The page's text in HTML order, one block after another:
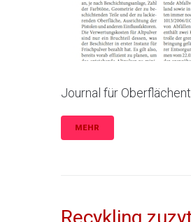
Journal für
MEHR